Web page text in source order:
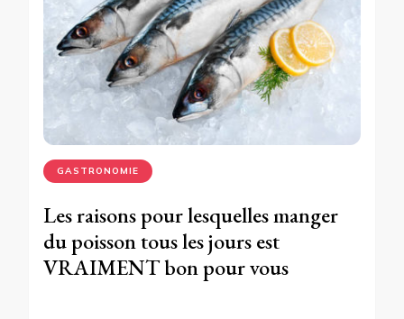
GASTRONOMIE
Les raisons pour lesquelles manger
du poisson tous les jours est
VRAIMENT bon pour vous